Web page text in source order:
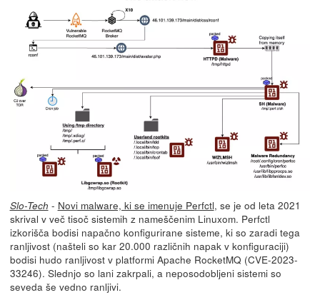
Slo-Tech - Novi malware, ki se imenuje Perfctl, se je od leta 2021
skrival v več tisoč sistemih z nameščenim Linuxom. Perfctl
izkorišča bodisi napačno konfigurirane sisteme, ki so zaradi tega
ranljivost (našteli so kar 20.000 različnih napak v konfiguraciji)
bodisi hudo ranljivost v platformi Apache RocketMQ (CVE-2023-
33246). Slednjo so lani zakrpali, a neposodobljeni sistemi so
seveda še vedno ranljivi.